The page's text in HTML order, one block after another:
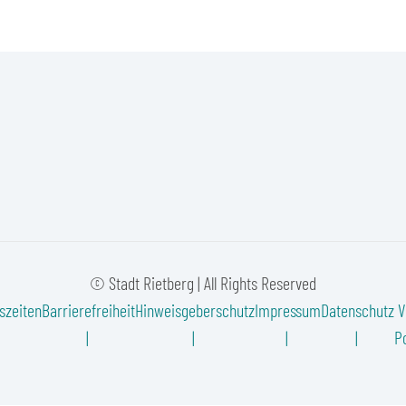
© Stadt Rietberg | All Rights Reserved
BarrierefreiheitHinweisgeberschutzImpressumDatenschutz